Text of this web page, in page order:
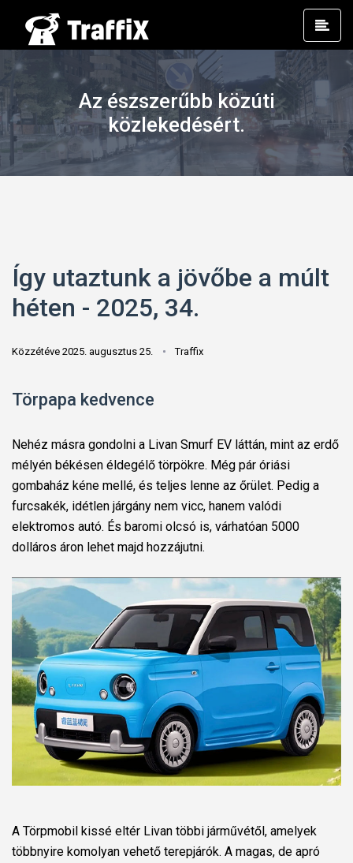
Az észszerűbb közúti
közlekedésért.
Így utaztunk a jövőbe a múlt
héten - 2025, 34.
Közzétéve 2025. augusztus 25. Traffix
Törpapa kedvence
Nehéz másra gondolni a Livan Smurf EV láttán, mint az erdő
mélyén békésen éldegélő törpökre. Még pár óriási
gombaház kéne mellé, és teljes lenne az őrület. Pedig a
furcsakék, idétlen járgány nem vicc, hanem valódi
elektromos autó. És baromi olcsó is, várhatóan 5000
dolláros áron lehet majd hozzájutni.
A Törpmobil kissé eltér Livan többi járművétől, amelyek
többnyire komolyan vehető terepjárók. A magas, de apró